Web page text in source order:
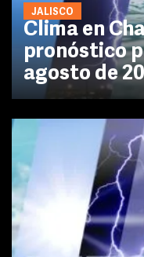
JALISCO
Clima en
pronóstico
agosto de